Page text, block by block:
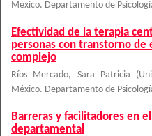
México. Departamento de
Efectividad de la terapia
personas con transtorno de
complejo
Ríos Mercado, Sara Patricia (
México. Departamento de
Barreras y facilitadores en
departamental